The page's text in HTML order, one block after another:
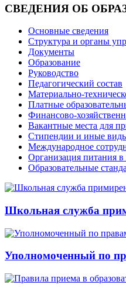
СВЕДЕНИЯ ОБ
Основные сведения
Структура и органы
Документы
Образование
Руководство
Педагогический состав
Материально-
Платные
Финансово-
Вакантные места для
Стипендии и иные
Международное
Организация питания
Образовательные
Школьная служба
Уполномоченный по